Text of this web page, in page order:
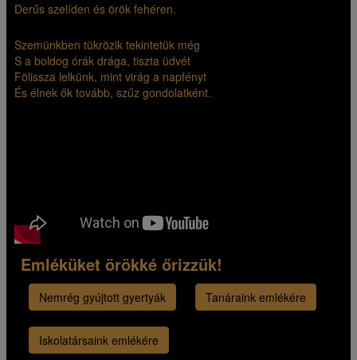
Derűs szelíden és örök fehéren.
Szemünkben tükrözik tekintetük még
S a boldog órák drága, tiszta üdvét
Fölissza lelkünk, mint virág a napfényt
És élnek ők tovább, szűz gondolatként.
Emléküket örökké őrizzük!
Nemrég gyújtott gyertyák Tanáraink emlékére
Iskolatársaink emlékére